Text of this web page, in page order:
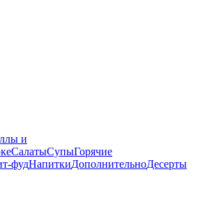
и
СалатыСупыГорячие
фудНапиткиДополнительноДесерты